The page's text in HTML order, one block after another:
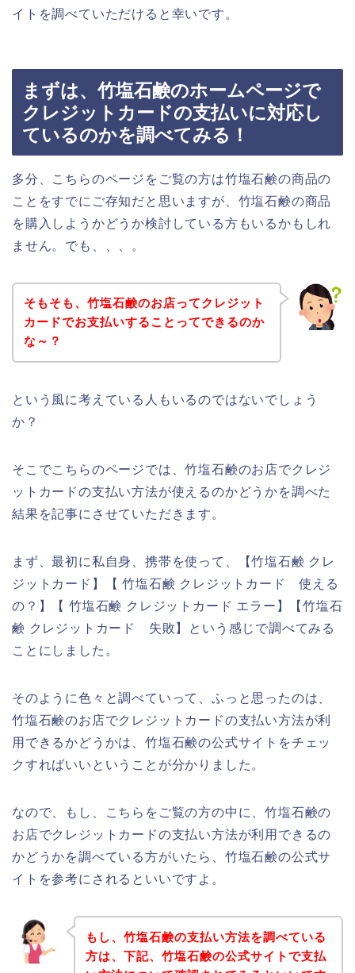
イトを調べていただけると幸いです。
まずは、竹塩石鹸のホームページで
クレジットカードの支払いに対応し
ているのかを調べてみる！
多分、こちらのページをご覧の方は竹塩石鹸の商品の
ことをすでにご存知だと思いますが、竹塩石鹸の商品
を購入しようかどうか検討している方もいるかもしれ
ません。でも、、、。
そもそも、竹塩石鹸のお店ってクレジット
カードでお支払いすることってできるのか
な～？
という風に考えている人もいるのではないでしょう
か？
そこでこちらのページでは、竹塩石鹸のお店でクレジ
ットカードの支払い方法が使えるのかどうかを調べた
結果を記事にさせていただきます。
まず、最初に私自身、携帯を使って、【竹塩石鹸 クレ
ジットカード】【 竹塩石鹸 クレジットカード 使える
の？】【 竹塩石鹸 クレジットカード エラー】【竹塩石
鹸 クレジットカード 失敗】という感じで調べてみる
ことにしました。
そのように色々と調べていって、ふっと思ったのは、
竹塩石鹸のお店でクレジットカードの支払い方法が利
用できるかどうかは、竹塩石鹸の公式サイトをチェッ
クすればいいということが分かりました。
なので、もし、こちらをご覧の方の中に、竹塩石鹸の
お店でクレジットカードの支払い方法が利用できるの
かどうかを調べている方がいたら、竹塩石鹸の公式サ
イトを参考にされるといいですよ。
もし、竹塩石鹸の支払い方法を調べている
方は、下記、竹塩石鹸の公式サイトで支払